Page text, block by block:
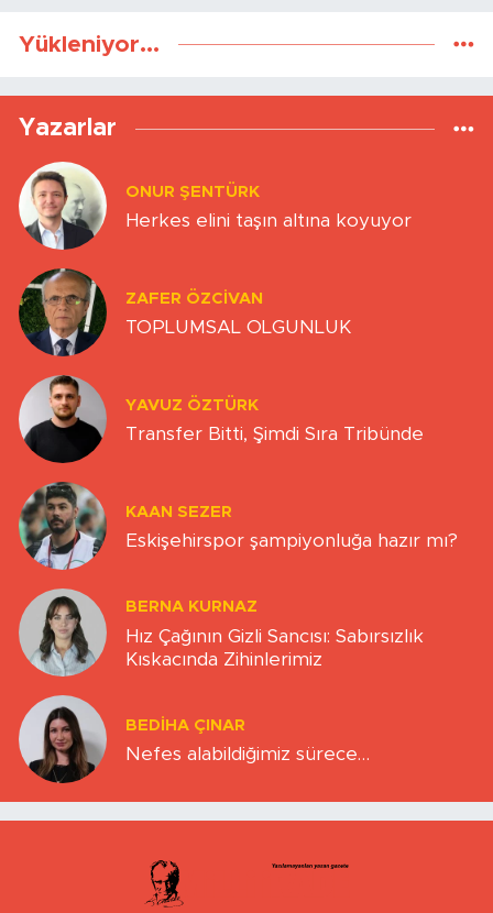
Yükleniyor...
Yazarlar
ONUR ŞENTÜRK
Herkes elini taşın altına koyuyor
ZAFER ÖZCIVAN
TOPLUMSAL OLGUNLUK
YAVUZ ÖZTÜRK
Transfer Bitti, Şimdi Sıra Tribünde
KAAN SEZER
Eskişehirspor şampiyonluğa hazır mı?
BERNA KURNAZ
Hız Çağının Gizli Sancısı: Sabırsızlık
Kıskacında Zihinlerimiz
BEDIHA ÇINAR
Nefes alabildiğimiz sürece…